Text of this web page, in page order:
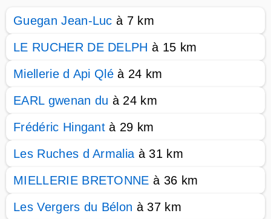
Guegan Jean-Luc à 7 km
LE RUCHER DE DELPH à 15 km
Miellerie d Api Qlé à 24 km
EARL gwenan du à 24 km
Frédéric Hingant à 29 km
Les Ruches d Armalia à 31 km
MIELLERIE BRETONNE à 36 km
Les Vergers du Bélon à 37 km